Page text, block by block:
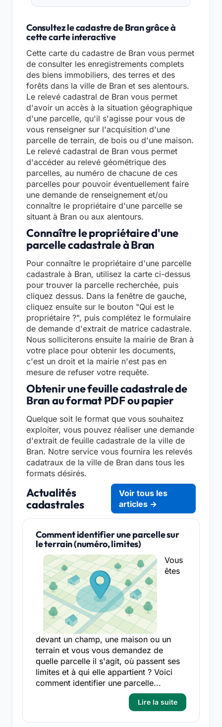
Consultez le cadastre de Bran grâce à
cette carte interactive
Cette carte du cadastre de Bran vous permet
de consulter les enregistrements complets
des biens immobiliers, des terres et des
forêts dans la ville de Bran et ses alentours.
Le relevé cadastral de Bran vous permet
d'avoir un accès à la situation géographique
d'une parcelle, qu'il s'agisse pour vous de
vous renseigner sur l'acquisition d'une
parcelle de terrain, de bois ou d'une maison.
Le relevé cadastral de Bran vous permet
d'accéder au relevé géométrique des
parcelles, au numéro de chacune de ces
parcelles pour pouvoir éventuellement faire
une demande de renseignement et/ou
connaître le propriétaire d'une parcelle se
situant à Bran ou aux alentours.
Connaître le propriétaire d'une
parcelle cadastrale à Bran
Pour connaître le propriétaire d'une parcelle
cadastrale à Bran, utilisez la carte ci-dessus
pour trouver la parcelle recherchée, puis
cliquez dessus. Dans la fenêtre de gauche,
cliquez ensuite sur le bouton "Qui est le
propriétaire ?", puis complétez le formulaire
de demande d'extrait de matrice cadastrale.
Nous solliciterons ensuite la mairie de Bran à
votre place pour obtenir les documents,
c'est un droit et la mairie n'est pas en
mesure de refuser votre requête.
Obtenir une feuille cadastrale de
Bran au format PDF ou papier
Quelque soit le format que vous souhaitez
exploiter, vous pouvez réaliser une demande
d'extrait de feuille cadastrale de la ville de
Bran. Notre service vous fournira les relevés
cadatraux de la ville de Bran dans tous les
formats désirés.
Actualités
cadastrales
Voir tous les
articles →
Comment identifier une parcelle sur
le terrain (numéro, limites)
Vous
êtes
devant un champ, une maison ou un
terrain et vous vous demandez de
quelle parcelle il s'agit, où passent ses
limites et à qui elle appartient ? Voici
comment identifier une parcelle...
Lire la suite